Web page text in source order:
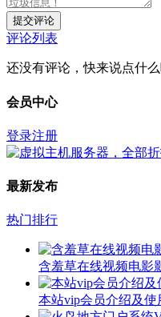
提交评论
评论列表
还没有评论，快来说点什
会员中心
登录注册
最新发布
热门排行
含羞草在线视频电影
本站vip会员介绍及使